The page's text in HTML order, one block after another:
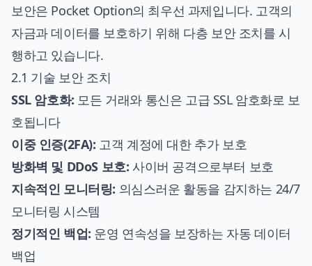
보안은 Pocket Option의 최우선 과제입니다. 고객의
자금과 데이터를 보호하기 위해 다층 보안 조치를 시
행하고 있습니다.
2.1 기술 보안 조치
SSL 암호화: 모든 거래와 통신은 고급 SSL 암호화로 보
호됩니다
이중 인증(2FA): 고객 계정에 대한 추가 보호
방화벽 및 DDoS 보호: 사이버 공격으로부터 보호
지속적인 모니터링: 의심스러운 활동을 감지하는 24/7
모니터링 시스템
정기적인 백업: 운영 연속성을 보장하는 자동 데이터
백업